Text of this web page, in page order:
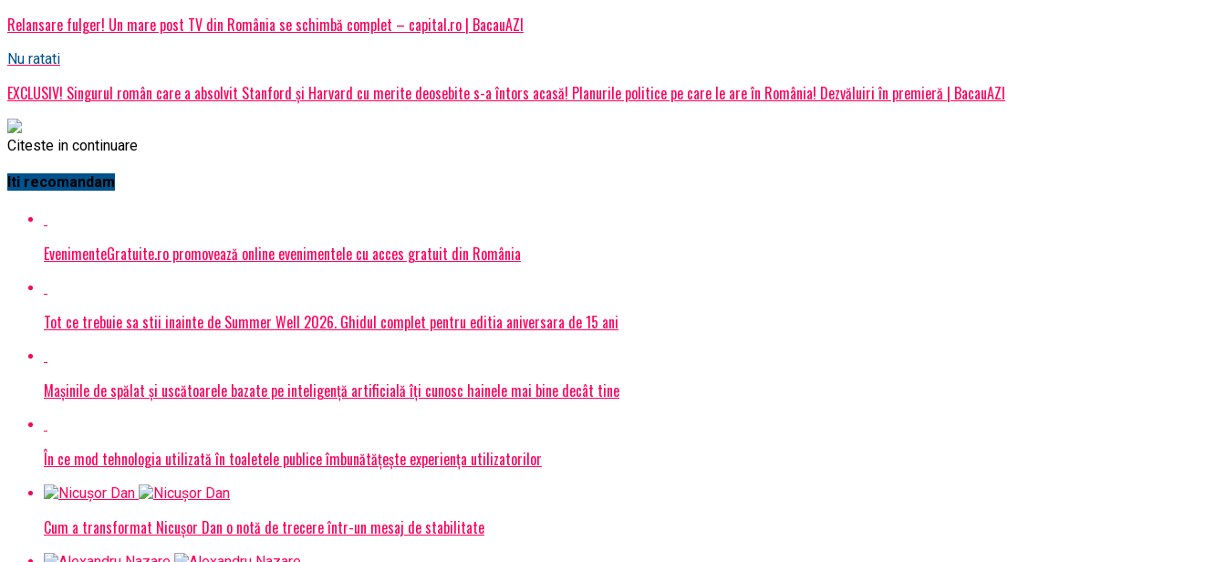
Relansare fulger! Un mare post TV din România se schimbă complet – capital.ro | BacauAZI
Nu ratati
EXCLUSIV! Singurul român care a absolvit Stanford și Harvard cu merite deosebite s-a întors acasă! Planurile politice pe care le are în România! Dezvăluiri în premieră | BacauAZI
Citeste in continuare
Iti recomandam
EvenimenteGratuite.ro promovează online evenimentele cu acces gratuit din România
Tot ce trebuie sa stii inainte de Summer Well 2026. Ghidul complet pentru editia aniversara de 15 ani
Mașinile de spălat și uscătoarele bazate pe inteligență artificială îți cunosc hainele mai bine decât tine
În ce mod tehnologia utilizată în toaletele publice îmbunătățește experiența utilizatorilor
Cum a transformat Nicușor Dan o notă de trecere într-un mesaj de stabilitate